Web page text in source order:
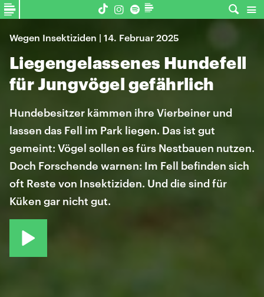
Wegen Insektiziden | 14. Februar 2025
Liegengelassenes Hundefell
für Jungvögel gefährlich
Hundebesitzer kämmen ihre Vierbeiner und
lassen das Fell im Park liegen. Das ist gut
gemeint: Vögel sollen es fürs Nestbauen nutzen.
Doch Forschende warnen: Im Fell befinden sich
oft Reste von Insektiziden. Und die sind für
Küken gar nicht gut.